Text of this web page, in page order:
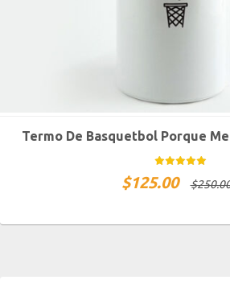
Termo De Basquetbol Porque
$
$125.00